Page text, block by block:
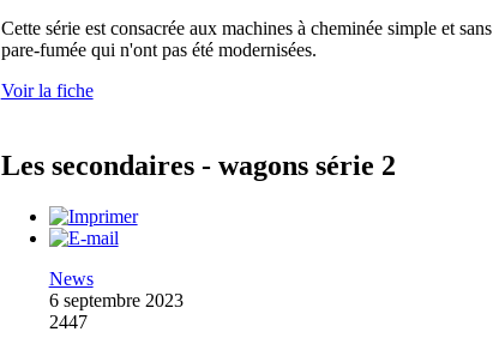
Cette série est consacrée aux machines à cheminée simple et sans
pare-fumée qui n'ont pas été modernisées.
Voir la fiche
Les secondaires - wagons série 2
News
6 septembre 2023
2447